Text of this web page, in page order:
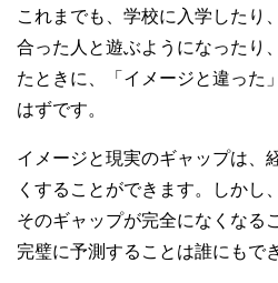
これまでも、学校に入学したり
合った人と遊ぶようになったり
たときに、「イメージと違った
はずです。
イメージと現実のギャップは、
くすることができます。しかし
そのギャップが完全になくなる
完璧に予測することは誰にもで